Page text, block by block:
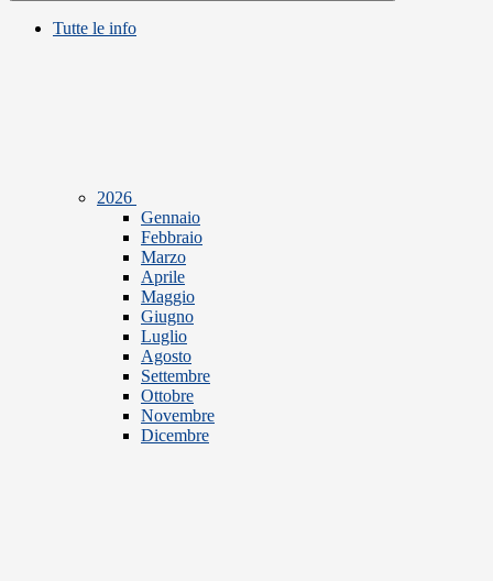
Tutte le info
2026
Gennaio
Febbraio
Marzo
Aprile
Maggio
Giugno
Luglio
Agosto
Settembre
Ottobre
Novembre
Dicembre